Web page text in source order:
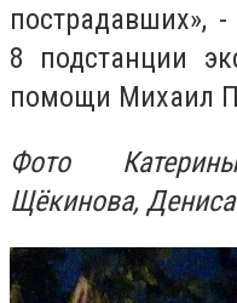
пострадавших», -
8 подстанции
помощи Михаил
Фото
Щёкинова,